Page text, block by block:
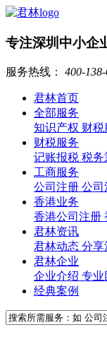
专注深圳中小企
服务热线： 400-
君林首页
全部服务
知识产权 财税
财税服务
记账报税 税务
工商服务
公司注册 公司
香港业务
香港公司注册
君林资讯
君林动态 分享
君林企业
企业介绍 专业
经典案例